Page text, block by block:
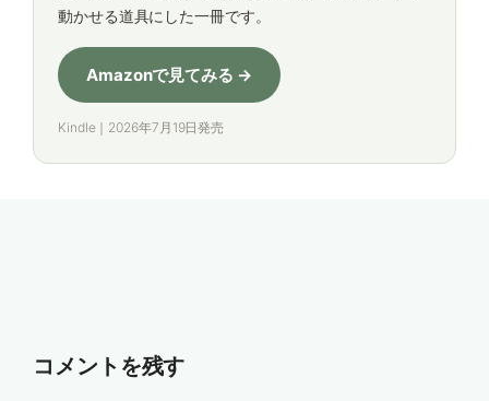
動かせる道具にした一冊です。
Amazonで見てみる →
Kindle｜2026年7月19日発売
コメントを残す